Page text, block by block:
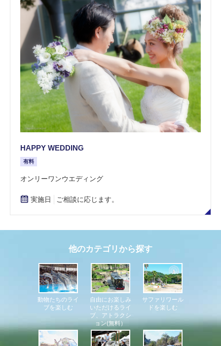
HAPPY WEDDING
有料
​オンリーワンウエディング
実施日 ご相談に応じます。
他のカテゴリから探す
動物たちのライ
ブを楽しむ
自由にお楽しみ
いただけるライ
ブ、アトラクシ
ョン(無料）
サファリワール
ドを楽しむ